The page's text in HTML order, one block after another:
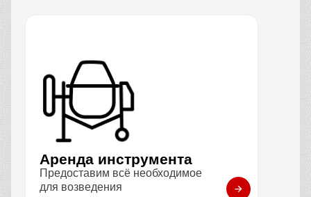
Аренда инструмента
Предоставим всё необходимое
для возведения